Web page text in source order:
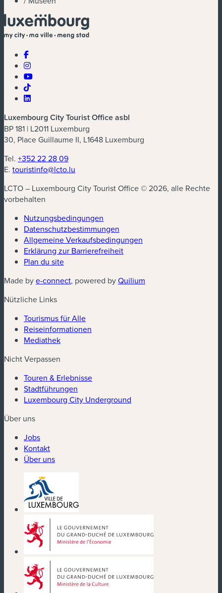
Luxembourg City Tourist Office asbl
BP 181 | L2011 Luxemburg
30, Place Guillaume II, L1648 Luxemburg
Tel. +352 22 28 09
E. touristinfo@lcto.lu
LCTO – Luxembourg City Tourist Office © 2026, alle Rechte
vorbehalten
Nutzungsbedingungen
Datenschutzbestimmungen
Allgemeine Verkaufsbedingungen
Erklärung zur Barrierefreiheit
Plan du site
Made bye-connect(neues Fenster)
, powered byQuilium
Nützliche Links
Tourismus für Alle
Reiseinformationen
Mediathek
Nicht Verpassen
Touren & Erlebnisse
Stadtführungen
Luxembourg City Underground
Über uns
Jobs
Kontakt
Über uns